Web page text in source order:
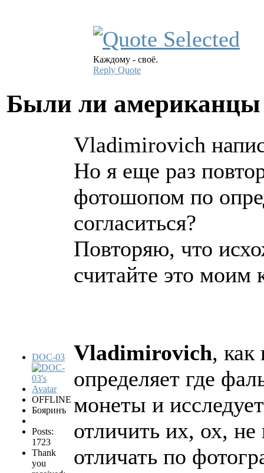
Каждому - своё.
Reply Quote
Были ли
DOC-03
OFFLINE
Бояринъ
Posts:
1723
Thank
you
Vladimirovich
Но я еще раз
фотошопом по
согласиться?
Повторяю, что
считайте это моим
Vladimirovich, как
определяет где
монеты и
отличить их, ох,
отличать по